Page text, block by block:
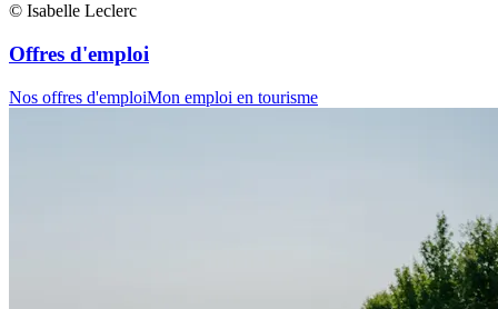
© Isabelle Leclerc
Offres d'emploi
Nos offres d'emploiMon emploi en tourisme